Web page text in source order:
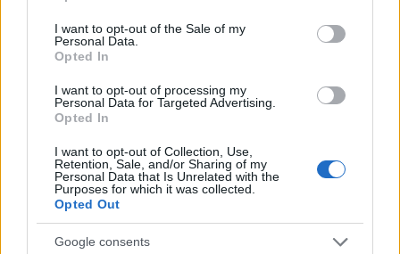
use your data for below specified purposes in below Google
consent section.
I want to opt-out of the Sale of my
Personal Data.
Opted In
I want to opt-out of processing my
Personal Data for Targeted Advertising.
Opted In
I want to opt-out of Collection, Use,
Retention, Sale, and/or Sharing of my
Personal Data that Is Unrelated with the
Purposes for which it was collected.
Opted Out
Google consents
ΠΑΡΆΞΕΝΑ
Cosmic green flag: Η Αφροδίτη στον Ζυγό φέρνει τύχη
σε αυτά τα 4 ζώδια